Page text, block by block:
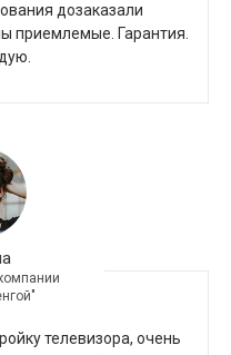
дозаказали
приемлемые. Гарантия.
телевизора, очень